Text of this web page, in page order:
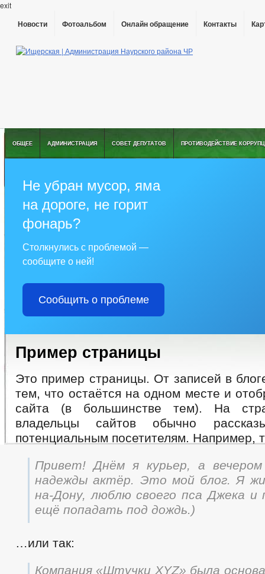
exit
Новости Фотоальбом Онлайн обращение Контакты
ОБЩЕЕ АДМИНИСТРАЦИЯ СОВЕТ ДЕПУТАТОВ ПРОТИВОДЕЙСТВИЕ
Не убран мусор, яма
на дороге, не горит
фонарь?
Столкнулись с проблемой —
сообщите о ней!
Сообщить о проблеме
Пример страницы
Это пример страницы. От записей в
тем, что остаётся на одном месте и
сайта (в большинстве тем). На
владельцы сайтов обычно
потенциальным посетителям. Например,
Привет! Днём я курьер, а
надежды актёр. Это мой блог. Я
на-Дону, люблю своего пса Джека и
ещё попадать под дождь.)
…или так:
Компания «Штучки XYZ» была